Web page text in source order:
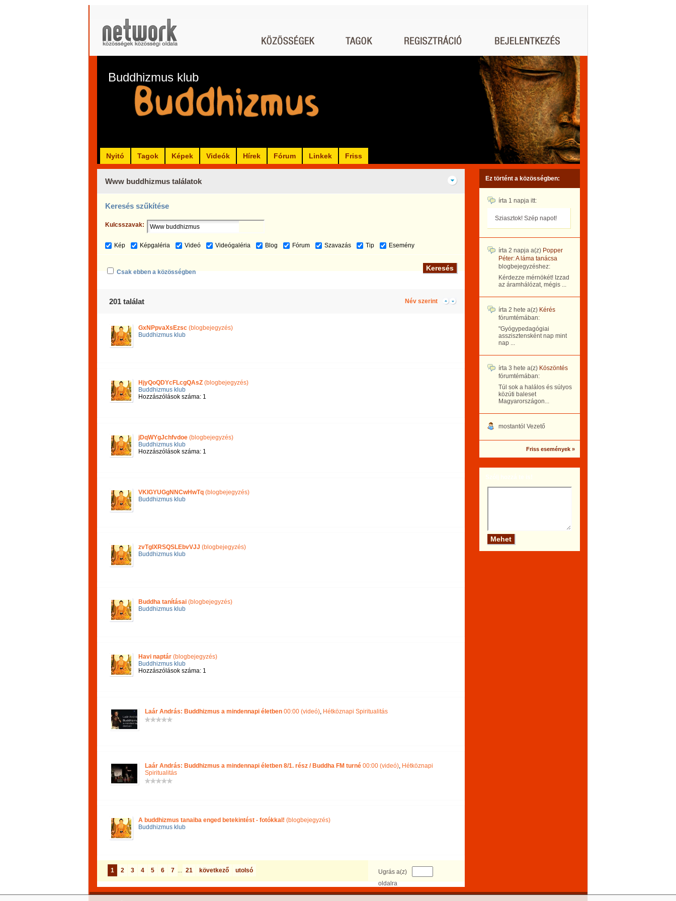
Buddhizmus klub
Nyitó Tagok Képek Videók Hírek Fórum Linkek Friss
Www buddhizmus találatok
Keresés szűkítése
Kulcsszavak:
Kép Képgaléria Videó Videógaléria Blog Fórum Szavazás Tip Esemény
Csak ebben a közösségben
201 találat Név szerint
GxNPpvaXsEzsc (blogbejegyzés)
Buddhizmus klub
HjyQoQDYcFLcgQAsZ (blogbejegyzés)
Buddhizmus klub
Hozzászólások száma: 1
jDqWYgJchfvdoe (blogbejegyzés)
Buddhizmus klub
Hozzászólások száma: 1
VKlGYUGgNNCwHwTq (blogbejegyzés)
Buddhizmus klub
zvTgIXRSQSLEbvVJJ (blogbejegyzés)
Buddhizmus klub
Buddha tanításai (blogbejegyzés)
Buddhizmus klub
Havi naptár (blogbejegyzés)
Buddhizmus klub
Hozzászólások száma: 1
Laár András: Buddhizmus a mindennapi életben 00:00 (videó), Hétköznapi Spiritualitás
Laár András: Buddhizmus a mindennapi életben 8/1. rész / Buddha FM turné 00:00 (videó), Hétköznapi
Spiritualitás
A buddhizmus tanaiba enged betekintést - fotókkal! (blogbejegyzés)
Buddhizmus klub
Ugrás a(z)
oldalra
1 2 3 4 5 6 7 ... 21 következő utolsó
Ez történt a közösségben:
írta 1 napja itt:
Sziasztok! Szép napot!
írta 2 napja a(z) Popper
Péter: A láma tanácsa
blogbejegyzéshez:
Kérdezze mérnökét! Izzad
az áramhálózat, mégis ...
írta 2 hete a(z) Kérés
fórumtémában:
"Gyógypedagógiai
asszisztensként nap mint
nap ...
írta 3 hete a(z) Köszöntés
fórumtémában:
Túl sok a halálos és súlyos
közúti baleset
Magyarországon...
mostantól Vezető
Friss események »